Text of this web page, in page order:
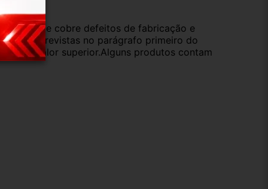
compra e cobre defeitos de fabricação e
previstas no parágrafo primeiro do
de valor superior.Alguns produtos contam